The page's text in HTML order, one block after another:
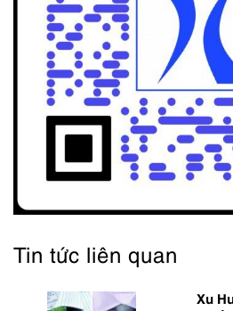
Tin tức liên quan
Xu